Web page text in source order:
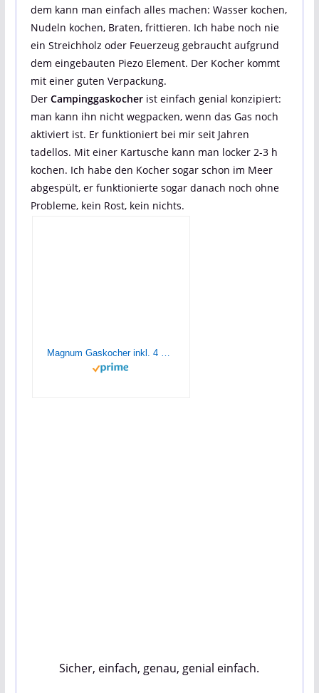
dem kann man einfach alles machen: Wasser kochen,
Nudeln kochen, Braten, frittieren. Ich habe noch nie
ein Streichholz oder Feuerzeug gebraucht aufgrund
dem eingebauten Piezo Element. Der Kocher kommt
mit einer guten Verpackung.
Der Campinggaskocherist einfach genial konzipiert:
man kann ihn nicht wegpacken, wenn das Gas noch
aktiviert ist. Er funktioniert bei mir seit Jahren
tadellos. Mit einer Kartusche kann man locker 2-3 h
kochen. Ich habe den Kocher sogar schon im Meer
abgespült, er funktionierte sogar danach noch ohne
Probleme, kein Rost, kein nichts.
Magnum Gaskocher inkl. 4 Gaskartuschen – robuster Campingkocher mit Gaskartusche – Gaskocher mit Kartusche 1-flammig – Herdsets – Campingkocher stufenlos regulierbar mit Piezozündung
Sicher, einfach, genau, genial einfach.